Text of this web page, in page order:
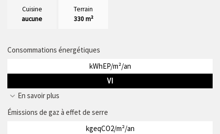
Cuisine
aucune
Terrain
330 m²
Consommations énergétiques
kWhEP/m²/an
VI
En savoir plus
Émissions de gaz à effet de serre
kgeqCO2/m²/an